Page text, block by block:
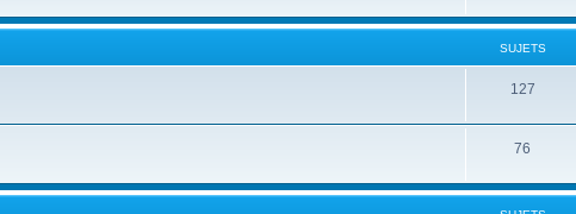
SUJETS
127
76